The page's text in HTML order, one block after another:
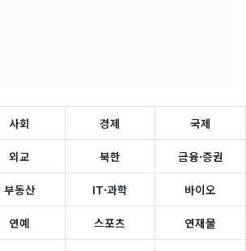
사회 경제 국제
외교 북한 금융·증권
부동산 IT·과학 바이오
연예 스포츠 연재물